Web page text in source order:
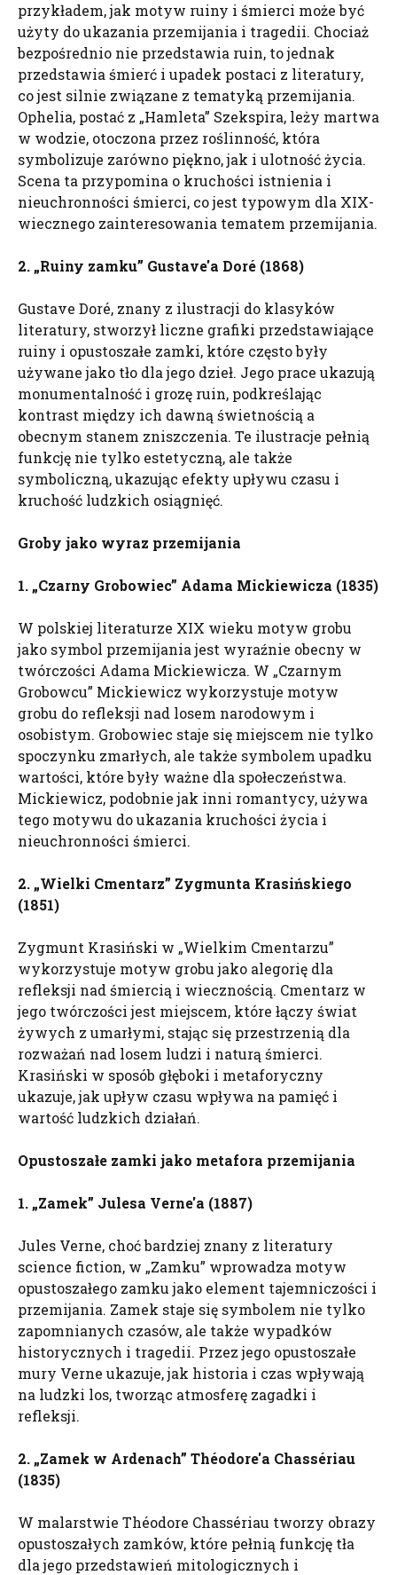
przykładem, jak motyw ruiny i śmierci może być
użyty do ukazania przemijania i tragedii. Chociaż
bezpośrednio nie przedstawia ruin, to jednak
przedstawia śmierć i upadek postaci z literatury,
co jest silnie związane z tematyką przemijania.
Ophelia, postać z „Hamleta” Szekspira, leży martwa
w wodzie, otoczona przez roślinność, która
symbolizuje zarówno piękno, jak i ulotność życia.
Scena ta przypomina o kruchości istnienia i
nieuchronności śmierci, co jest typowym dla XIX-
wiecznego zainteresowania tematem przemijania.
2. „Ruiny zamku” Gustave'a Doré (1868)
Gustave Doré, znany z ilustracji do klasyków
literatury, stworzył liczne grafiki przedstawiające
ruiny i opustoszałe zamki, które często były
używane jako tło dla jego dzieł. Jego prace ukazują
monumentalność i grozę ruin, podkreślając
kontrast między ich dawną świetnością a
obecnym stanem zniszczenia. Te ilustracje pełnią
funkcję nie tylko estetyczną, ale także
symboliczną, ukazując efekty upływu czasu i
kruchość ludzkich osiągnięć.
Groby jako wyraz przemijania
1. „Czarny Grobowiec” Adama Mickiewicza (1835)
W polskiej literaturze XIX wieku motyw grobu
jako symbol przemijania jest wyraźnie obecny w
twórczości Adama Mickiewicza. W „Czarnym
Grobowcu” Mickiewicz wykorzystuje motyw
grobu do refleksji nad losem narodowym i
osobistym. Grobowiec staje się miejscem nie tylko
spoczynku zmarłych, ale także symbolem upadku
wartości, które były ważne dla społeczeństwa.
Mickiewicz, podobnie jak inni romantycy, używa
tego motywu do ukazania kruchości życia i
nieuchronności śmierci.
2. „Wielki Cmentarz” Zygmunta Krasińskiego
(1851)
Zygmunt Krasiński w „Wielkim Cmentarzu”
wykorzystuje motyw grobu jako alegorię dla
refleksji nad śmiercią i wiecznością. Cmentarz w
jego twórczości jest miejscem, które łączy świat
żywych z umarłymi, stając się przestrzenią dla
rozważań nad losem ludzi i naturą śmierci.
Krasiński w sposób głęboki i metaforyczny
ukazuje, jak upływ czasu wpływa na pamięć i
wartość ludzkich działań.
Opustoszałe zamki jako metafora przemijania
1. „Zamek” Julesa Verne'a (1887)
Jules Verne, choć bardziej znany z literatury
science fiction, w „Zamku” wprowadza motyw
opustoszałego zamku jako element tajemniczości i
przemijania. Zamek staje się symbolem nie tylko
zapomnianych czasów, ale także wypadków
historycznych i tragedii. Przez jego opustoszałe
mury Verne ukazuje, jak historia i czas wpływają
na ludzki los, tworząc atmosferę zagadki i
refleksji.
2. „Zamek w Ardenach” Théodore'a Chassériau
(1835)
W malarstwie Théodore Chassériau tworzy obrazy
opustoszałych zamków, które pełnią funkcję tła
dla jego przedstawień mitologicznych i